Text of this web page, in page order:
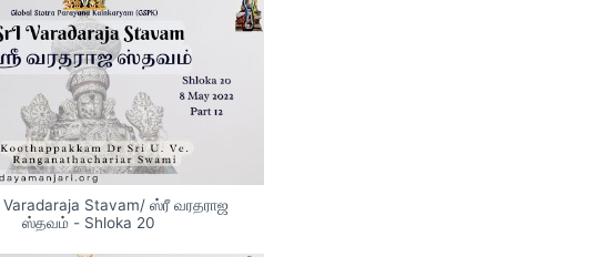
Varadaraja Stavam/ ஸ்ரீ வரதராஜ
ஸ்தவம் - Shloka 20